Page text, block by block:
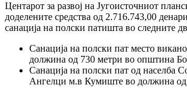
Центарот за развој на Југоисточниот
доделените средства од 2.716.743,00
санација на полски патишта во следните
Санација на полски пат место
должина од 730 метри во општина
Санација на полски пат од населба
Ангелци м.в Кумиште во должина од